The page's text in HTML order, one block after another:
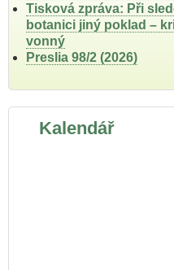
Tisková zpráva: Při
botanici jiný poklad –
vonný
Preslia 98/2 (2026)
Kalendář